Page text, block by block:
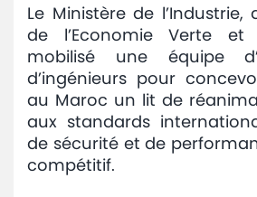
Avis
et
annonces
Médiaroom
Contact
Le Ministère de
de l’Economie Verte et
mobilisé une équipe
d’ingénieurs pour
au Maroc un lit de
aux standards
de sécurité et de
compétitif.